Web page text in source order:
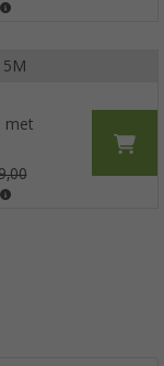
5M
met